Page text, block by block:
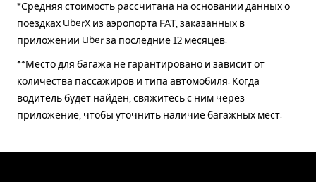
*Средняя стоимость рассчитана на основании данных о
поездках UberX из аэропорта FAT, заказанных в
приложении Uber за последние 12 месяцев.
**Место для багажа не гарантировано и зависит от
количества пассажиров и типа автомобиля. Когда
водитель будет найден, свяжитесь с ним через
приложение, чтобы уточнить наличие багажных мест.